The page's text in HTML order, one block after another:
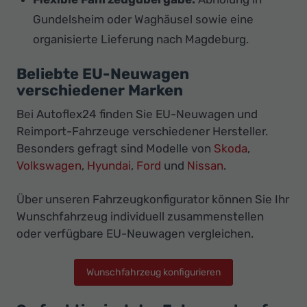
Gundelsheim oder Waghäusel sowie eine
organisierte Lieferung nach Magdeburg.
Beliebte EU-Neuwagen
verschiedener Marken
Bei Autoflex24 finden Sie EU-Neuwagen und
Reimport-Fahrzeuge verschiedener Hersteller.
Besonders gefragt sind Modelle von Skoda,
Volkswagen, Hyundai, Ford und Nissan.
Über unseren Fahrzeugkonfigurator können Sie Ihr
Wunschfahrzeug individuell zusammenstellen
oder verfügbare EU-Neuwagen vergleichen.
Wunschfahrzeug konfigurieren